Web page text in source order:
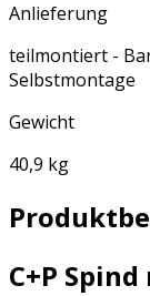
Anlieferung
teilmontiert -
Selbstmontage
Gewicht
40,9 kg
C+P